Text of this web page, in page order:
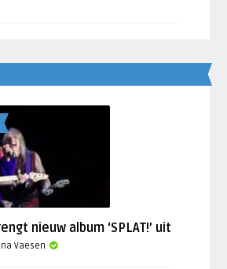
nieuw album ‘SPLAT!’ uit
Vaesen